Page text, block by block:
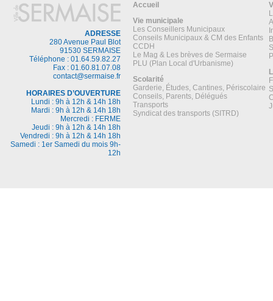
ADRESSE
280 Avenue Paul Blot
91530 SERMAISE
Téléphone : 01.64.59.82.27
Fax : 01.60.81.07.08
contact@sermaise.fr
HORAIRES D’OUVERTURE
Lundi : 9h à 12h & 14h 18h
Mardi : 9h à 12h & 14h 18h
Mercredi : FERME
Jeudi : 9h à 12h & 14h 18h
Vendredi : 9h à 12h & 14h 18h
Samedi : 1er Samedi du mois 9h-
12h
Accueil
Vie municipale
Les Conseillers Municipaux
Conseils Municipaux & CM des Enfants
CCDH
Le Mag & Les brèves de Sermaise
PLU (Plan Local d'Urbanisme)
Scolarité
Garderie, Études, Cantines, Périscolaire
Conseils, Parents, Délégués
Transports
Syndicat des transports (SITRD)